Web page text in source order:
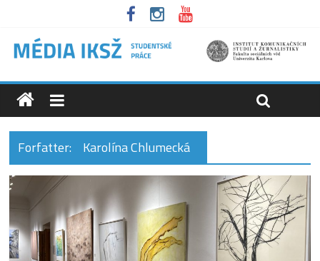
Forfatter: Karolína Chlumecká